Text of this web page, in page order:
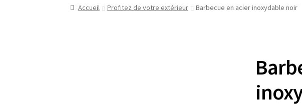
Accueil Profitez de votre extérieur Barbecue en acier inoxydable noir